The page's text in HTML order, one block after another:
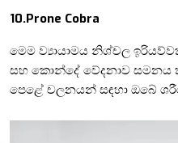
10.Prone Cobra
මෙම ව්‍යායාමය නිශ්චල
සහ කොන්දේ වේදනාව සමනය
පෙළේ චලනයන් සඳහා ඔබේ